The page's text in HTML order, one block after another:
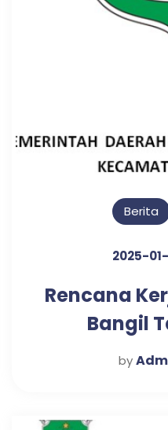
Berita
2025-
Rencana
Bangil
by